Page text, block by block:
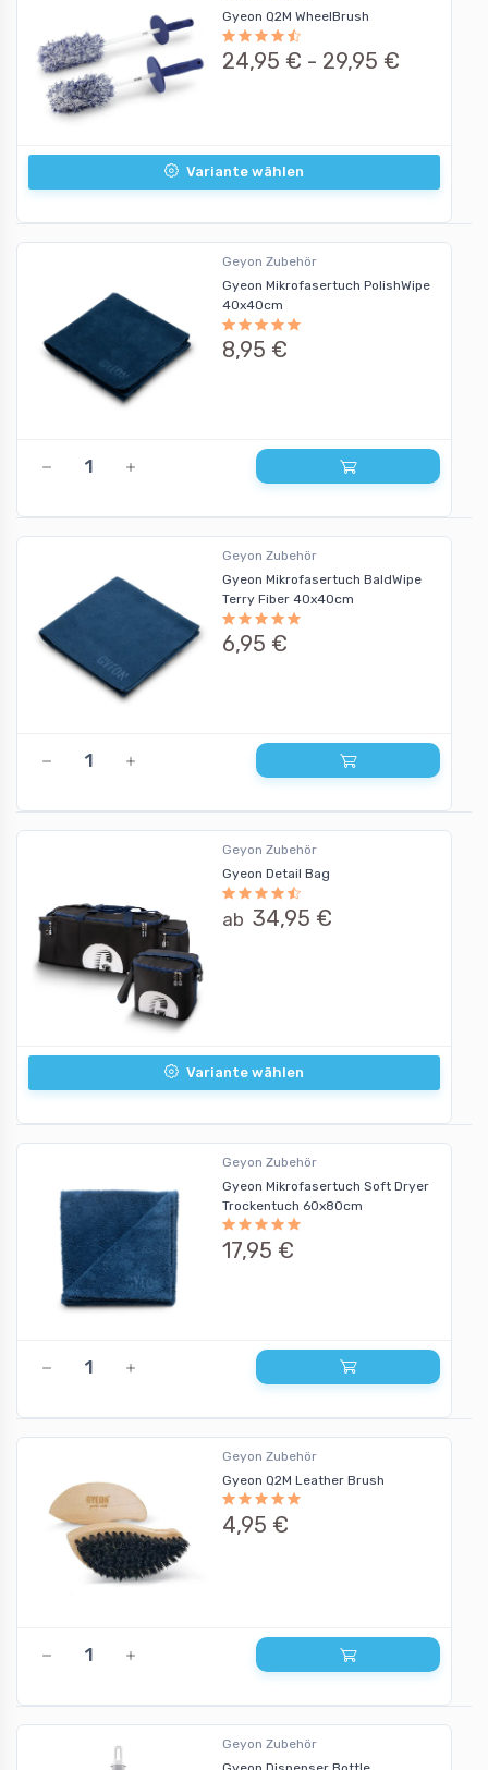
Gyeon Q2M WheelBrush
24,95 € - 29,95 €
Variante wählen
Geyon Zubehör
Gyeon Mikrofasertuch PolishWipe
40x40cm
8,95 €
Geyon Zubehör
Gyeon Mikrofasertuch BaldWipe
Terry Fiber 40x40cm
6,95 €
Geyon Zubehör
Gyeon Detail Bag
ab 34,95 €
Variante wählen
Geyon Zubehör
Gyeon Mikrofasertuch Soft Dryer
Trockentuch 60x80cm
17,95 €
Geyon Zubehör
Gyeon Q2M Leather Brush
4,95 €
Geyon Zubehör